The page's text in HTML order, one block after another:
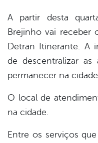
A partir desta
Brejinho vai receber
Detran Itinerante. A
de descentralizar as
permanecer na
O local de
na cidade.
Entre os serviços